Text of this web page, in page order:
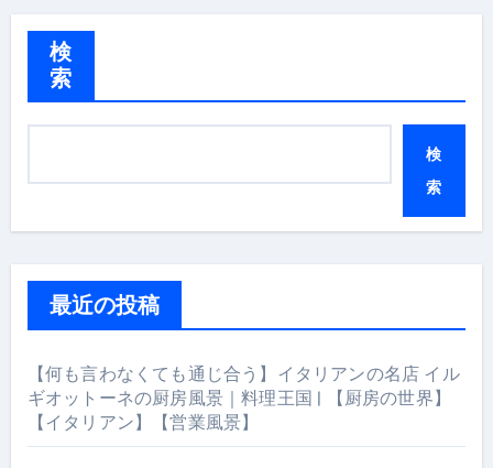
検
索
検
索
最近の投稿
【何も言わなくても通じ合う】イタリアンの名店 イル
ギオットーネの厨房風景｜料理王国 | 【厨房の世界】
【イタリアン】【営業風景】